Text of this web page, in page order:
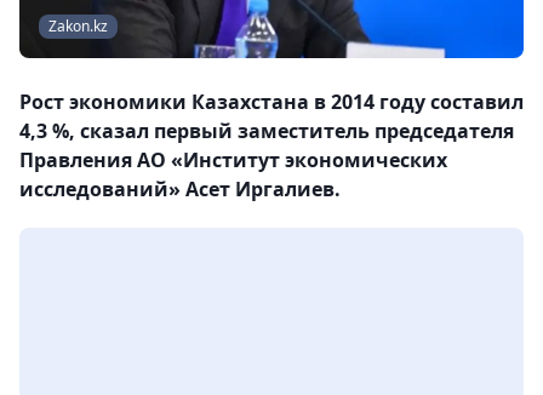
Zakon.kz
Рост экономики Казахстана в 2014 году составил
4,3 %, сказал первый заместитель председателя
Правления АО «Институт экономических
исследований» Асет Иргалиев.